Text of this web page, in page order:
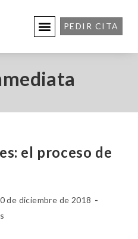
PEDIR CITA
el proceso de
de diciembre de 2018